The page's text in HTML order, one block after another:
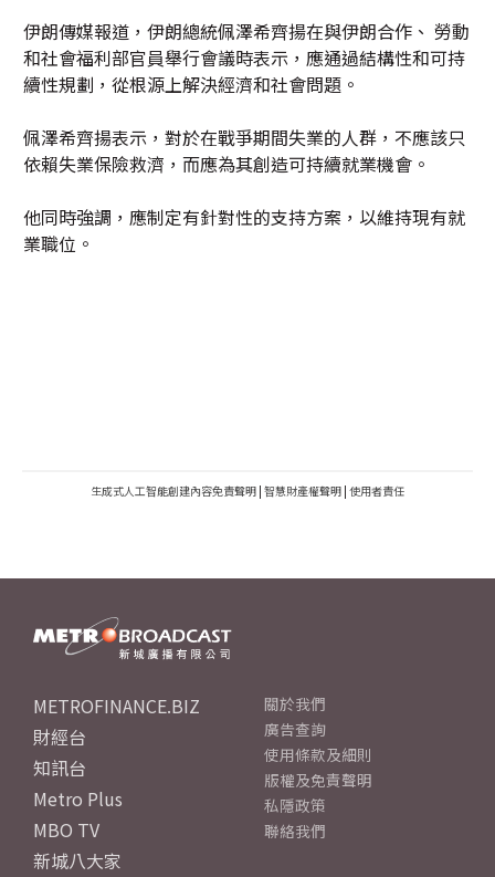
伊朗傳媒報道，伊朗總統佩澤希齊揚在與伊朗合作、 勞動
和社會福利部官員舉行會議時表示，應通過結構性和可持
續性規劃，從根源上解決經濟和社會問題。
佩澤希齊揚表示，對於在戰爭期間失業的人群，不應該只
依賴失業保險救濟，而應為其創造可持續就業機會。
他同時強調，應制定有針對性的支持方案，以維持現有就
業職位。
生成式人工智能創建內容免責聲明 | 智慧財產權聲明 | 使用者責任
METROFINANCE.BIZ
財經台
知訊台
Metro Plus
MBO TV
新城八大家
關於我們
廣告查詢
使用條款及細則
版權及免責聲明
私隱政策
聯絡我們